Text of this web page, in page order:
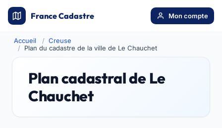
France Cadastre Mon compte
Accueil
Creuse
Plan du cadastre de la ville de Le Chauchet
Plan cadastral de Le
Chauchet